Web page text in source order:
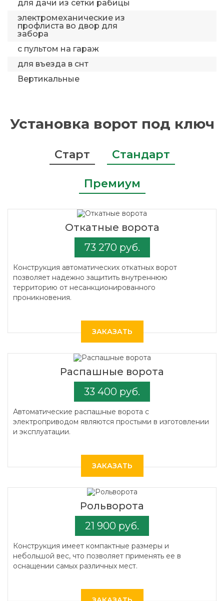
для дачи из сетки рабицы
электромеханические из
профлиста во двор для
забора
с пультом на гараж
для въезда в снт
Вертикальные
Установка ворот под ключ
Старт Стандарт
Премиум
Откатные ворота
73 270 руб.
Конструкция автоматических откатных ворот
позволяет надежно защитить внутреннюю
территорию от несанкционированного
проникновения.
ЗАКАЗАТЬ
Распашные ворота
33 400 руб.
Автоматические распашные ворота с
электроприводом являются простыми в изготовлении
и эксплуатации.
ЗАКАЗАТЬ
Рольворота
21 900 руб.
Конструкция имеет компактные размеры и
небольшой вес, что позволяет применять ее в
оснащении самых различных мест.